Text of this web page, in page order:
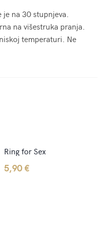
na 30 stupnjeva.
na višestruka pranja.
temperaturi. Ne
Ring for Sex
5,90€